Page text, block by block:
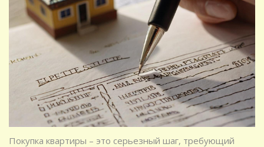
Покупка квартиры – это серьезный шаг, требующий